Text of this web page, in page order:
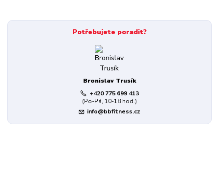
Potřebujete poradit?
Bronislav Trusík
+420 775 699 413
(Po-Pá, 10-18 hod.)
info@bbfitness.cz